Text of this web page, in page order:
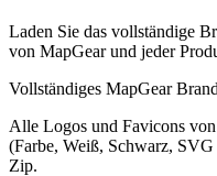
Laden Sie das vollständige
von MapGear und jeder
Vollständiges MapGear
Alle Logos und Favicons
(Farbe, Weiß, Schwarz,
Zip.